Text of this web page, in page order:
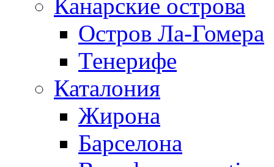
Канарские острова
Остров Ла-Гомера
Тенерифе
Каталония
Жирона
Барселона